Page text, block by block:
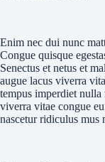
Enim nec dui nunc
Congue quisque
Senectus et netus et
augue lacus viverra
tempus imperdiet nulla
viverra vitae congue
nascetur ridiculus mus